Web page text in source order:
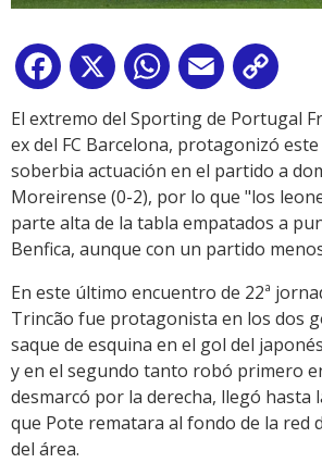
Facebook
X WhatsApp
Email
Link
El extremo del Sporting de Portugal
ex del FC Barcelona, protagonizó
soberbia actuación en el partido a
Moreirense (0-2), por lo que "los
parte alta de la tabla empatados a
Benfica, aunque con un partido
En este último encuentro de 22ª
Trincão fue protagonista en los dos
saque de esquina en el gol del
y en el segundo tanto robó primero
desmarcó por la derecha, llegó hasta
que Pote rematara al fondo de la red
del área.